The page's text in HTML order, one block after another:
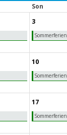
Son
3
Sommerferien
10
Sommerferien
17
Sommerferien